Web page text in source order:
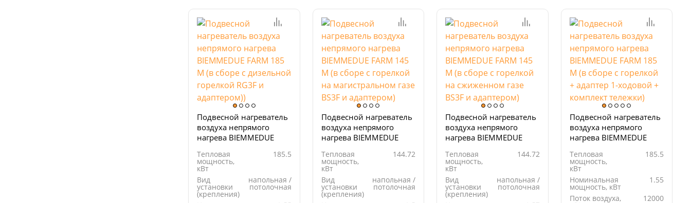
Подвесной нагреватель
воздуха непрямого
нагрева BIEMMEDUE
дизельной горелкой
RG3F и адаптером))
Тепловая
мощность,
кВт
185.5
Вид
установки
(крепления)
напольная /
потолочная
Подвесной нагреватель
воздуха непрямого
нагрева BIEMMEDUE
горелкой на
магистральном газе
BS3F и адаптером)
Тепловая
мощность,
кВт
144.72
Вид
установки
(крепления)
напольная /
потолочная
Подвесной нагреватель
воздуха непрямого
нагрева BIEMMEDUE
горелкой на сжиженном
газе BS3F и адаптером)
Тепловая
мощность,
кВт
144.72
Вид
установки
(крепления)
напольная /
потолочная
Подвесной нагреватель
воздуха непрямого
нагрева BIEMMEDUE
горелкой + адаптер 1-
ходовой + комплект
тележки)
Тепловая
мощность,
кВт
185.5
Номинальная
мощность, кВт
1.55
Поток воздуха,
12000